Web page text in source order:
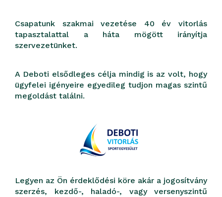
Csapatunk szakmai vezetése 40 év vitorlás
tapasztalattal a háta mögött irányítja
szervezetünket.
A Deboti elsődleges célja mindig is az volt, hogy
ügyfelei igényeire egyedileg tudjon magas szintű
megoldást találni.
Legyen az Ön érdeklődési köre akár a jogosítvány
szerzés, kezdő-, haladó-, vagy versenyszintű